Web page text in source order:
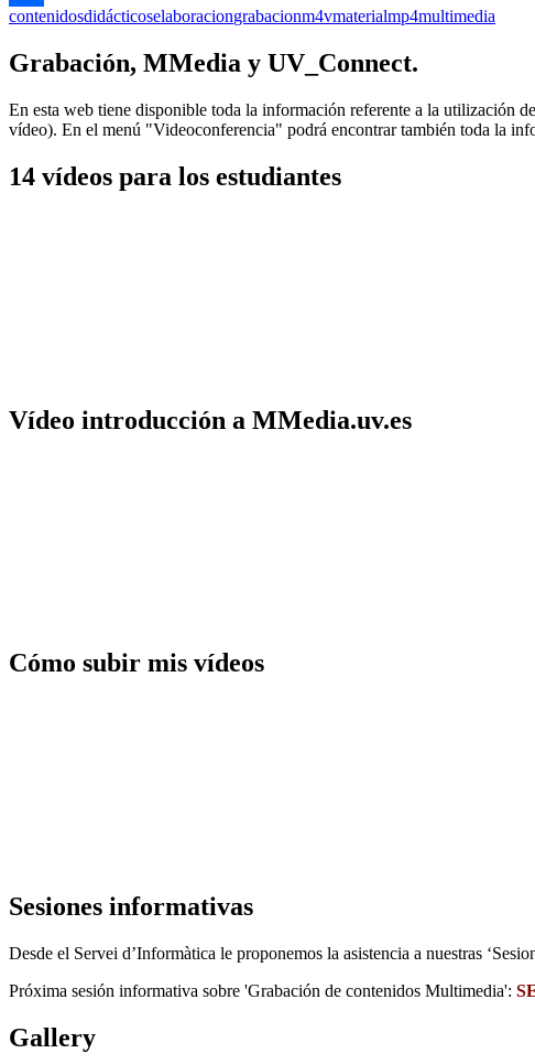
Compartir
contenidosdidácticoselaboraciongrabacionm4vmaterialmp4multimedia
Grabación, MMedia y UV_Connect.
En esta web tiene disponible toda la información referente a la utilización
vídeo). En el menú "Videoconferencia" podrá encontrar también toda la
14 vídeos para los estudiantes
Vídeo introducción a MMedia.uv.es
Cómo subir mis vídeos
Sesiones informativas
Desde el Servei d’Informàtica le proponemos la asistencia a nuestras
Próxima sesión informativa sobre 'Grabación de contenidos Multimedia':
Gallery